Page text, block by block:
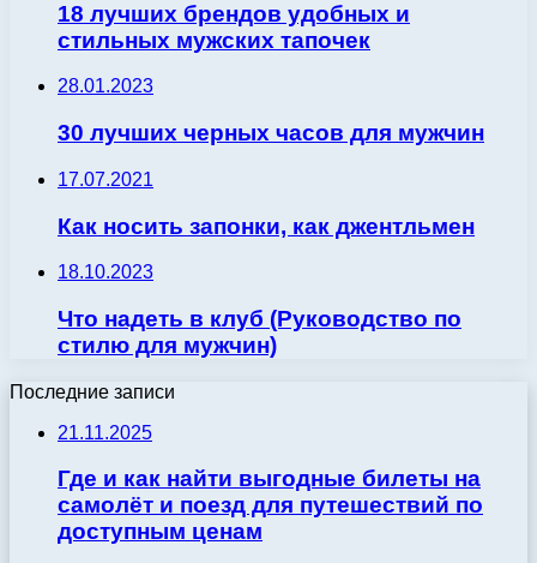
18 лучших брендов удобных и
стильных мужских тапочек
28.01.2023
30 лучших черных часов для мужчин
17.07.2021
Как носить запонки, как джентльмен
18.10.2023
Что надеть в клуб (Руководство по
стилю для мужчин)
Последние записи
21.11.2025
Где и как найти выгодные билеты на
самолёт и поезд для путешествий по
доступным ценам